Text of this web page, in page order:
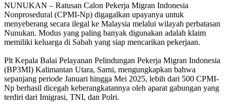
NUNUKAN – Ratusan Calon Pekerja Migran Indonesia
Nonprosedural (CPMI-Np) digagalkan upayanya untuk
menyeberang secara ilegal ke Malaysia melalui wilayah perbatasan
Nunukan. Modus yang paling banyak digunakan adalah klaim
memiliki keluarga di Sabah yang siap mencarikan pekerjaan.
Plt Kepala Balai Pelayanan Pelindungan Pekerja Migran Indonesia
(BP3MI) Kalimantan Utara, Sarni, mengungkapkan bahwa
sepanjang periode Januari hingga Mei 2025, lebih dari 500 CPMI-
Np berhasil dicegah keberangkatannya oleh aparat gabungan yang
terdiri dari Imigrasi, TNI, dan Polri.